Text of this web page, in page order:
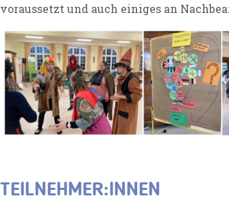
voraussetzt und auch einiges an
TEILNEHMER:INNEN